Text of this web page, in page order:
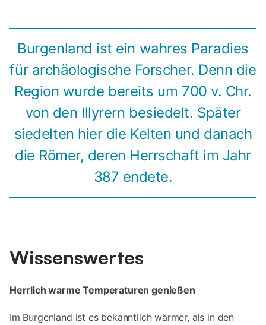
Burgenland ist ein wahres Paradies
für archäologische Forscher. Denn die
Region wurde bereits um 700 v. Chr.
von den Illyrern besiedelt. Später
siedelten hier die Kelten und danach
die Römer, deren Herrschaft im Jahr
387 endete.
Wissenswertes
Herrlich warme Temperaturen genießen
Im Burgenland ist es bekanntlich wärmer, als in den